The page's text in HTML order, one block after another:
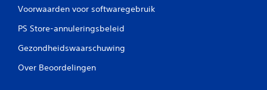
Voorwaarden voor softwaregebruik
PS Store-annuleringsbeleid
Gezondheidswaarschuwing
Over Beoordelingen